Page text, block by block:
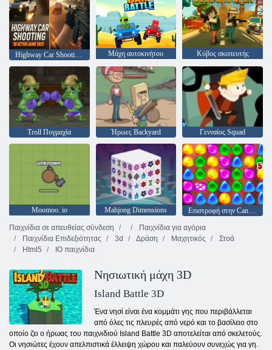
Μάχη αυτοκινήτου Κύβος σκοπευτής
Troll Πυγμαχία Ήρωες Backyard Γενναίος Squad
Moomoo. io Mahjong Dimensions
Επιστροφή στην Candyland: Επεισόδιο 2
Παιχνίδια σε απευθείας σύνδεση
Παιχνίδια για αγόρια
Παιχνίδια Επιδεξιότητας
3d Δράση Μαχητικός
Στοά
Html5
IO παιχνίδια
Νησιωτική μάχη 3D
Island Battle 3D
Ένα νησί είναι ένα κομμάτι γης που περιβάλλεται
από όλες τις πλευρές από νερό και το βασίλειο στο
οποίο ζει ο ήρωας του παιχνιδιού Island Battle 3D αποτελείται από σκελετούς.
Οι νησιώτες έχουν απελπιστικά έλλειψη χώρου και παλεύουν συνεχώς για γη.